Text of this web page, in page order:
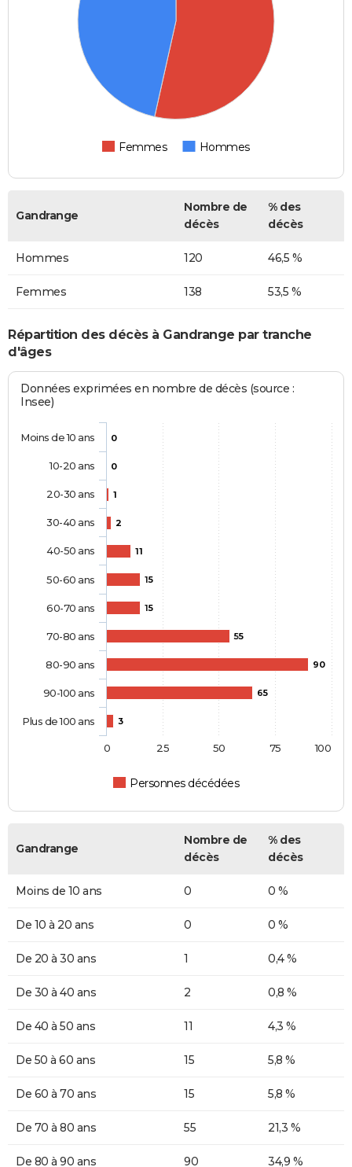
Femmes Hommes
Gandrange
Nombre de
décès
% des
décès
Hommes 120 46,5 %
Femmes 138 53,5 %
Répartition des décès à Gandrange par tranche
d'âges
Données exprimées en nombre de décès (source :
Insee)
0
0
1
2
11
15
15
55
90
65
3
Personnes décédées
Moins de 10 ans
10-20 ans
20-30 ans
30-40 ans
40-50 ans
50-60 ans
60-70 ans
70-80 ans
80-90 ans
90-100 ans
Plus de 100 ans
0 100
25 50 75
Gandrange
Nombre de
décès
% des
décès
Moins de 10 ans 0 0 %
De 10 à 20 ans 0 0 %
De 20 à 30 ans 1 0,4 %
De 30 à 40 ans 2 0,8 %
De 40 à 50 ans 11 4,3 %
De 50 à 60 ans 15 5,8 %
De 60 à 70 ans 15 5,8 %
De 70 à 80 ans 55 21,3 %
De 80 à 90 ans 90 34,9 %